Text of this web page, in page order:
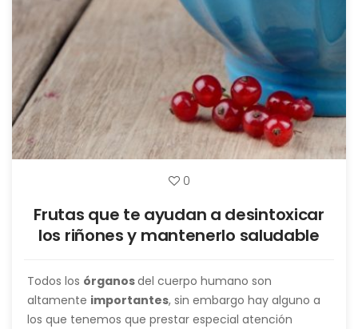
0
Frutas que te ayudan a desintoxicar
los riñones y mantenerlo saludable
Todos los órganosdel cuerpo humano son
altamente importantes, sin embargo hay alguno a
los que tenemos que prestar especial atención